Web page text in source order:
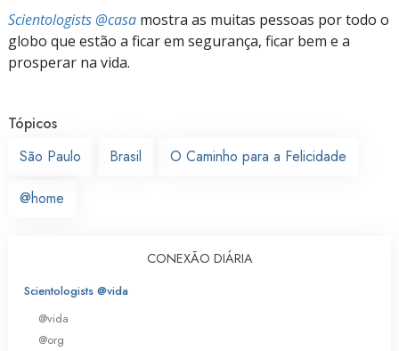
Scientologists @casa mostra as muitas pessoas por todo o
globo que estão a ficar em segurança, ficar bem e a
prosperar na vida.
Tópicos
São Paulo
Brasil O Caminho para a Felicidade
@home
CONEXÃO DIÁRIA
Scientologists @vida
@vida
@org